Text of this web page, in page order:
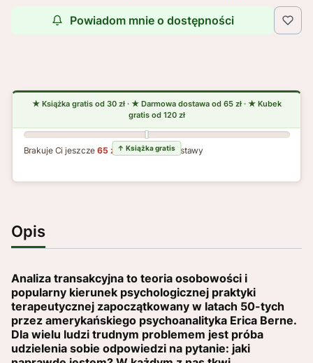
Powiadom mnie o dostępności
Brakuje Ci jeszcze65 zł do darmowej dostawy
Opis
Analiza transakcyjna to teoria osobowości i
popularny kierunek psychologicznej praktyki
terapeutycznej zapoczątkowany w latach 50-tych
przez amerykańskiego psychoanalityka Erica Berne.
Dla wielu ludzi trudnym problemem jest próba
udzielenia sobie odpowiedzi na pytanie: jaki